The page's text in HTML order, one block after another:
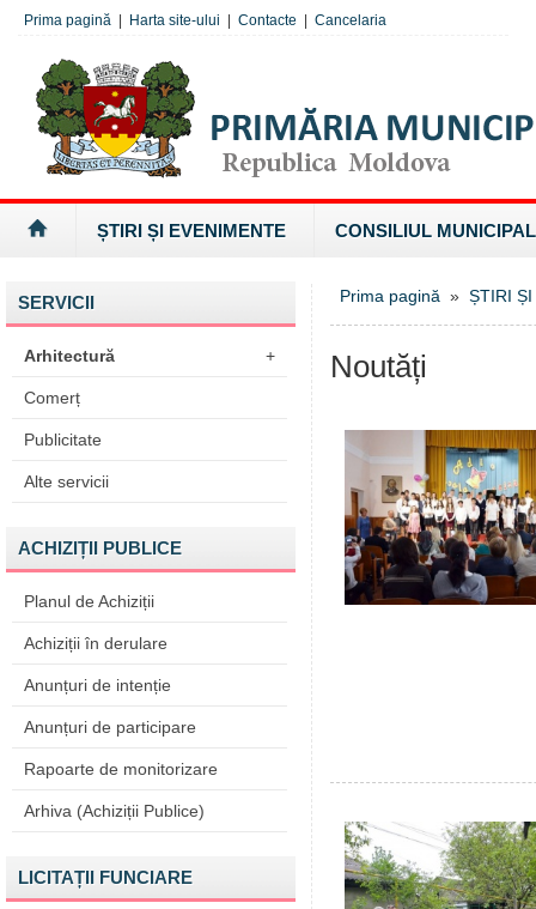
Prima pagină Harta site-ului Contacte Cancelaria
ȘTIRI ȘI EVENIMENTE CONSILIUL MUNICIPAL
SERVICII
Arhitectură +
Comerț
Publicitate
Alte servicii
ACHIZIȚII PUBLICE
Planul de Achiziții
Achiziții în derulare
Anunțuri de intenție
Anunțuri de participare
Rapoarte de monitorizare
Arhiva (Achiziții Publice)
LICITAȚII FUNCIARE
Prima pagină » ȘTIRI
Noutăți